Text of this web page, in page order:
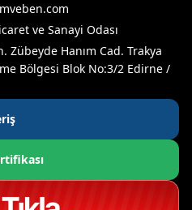
ve Sanayi Odası
Zübeyde Hanım Cad. Trakya
Bölgesi Blok No:3/2 Edirne /